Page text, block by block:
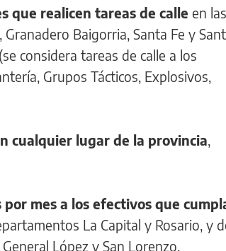
que realicen tareas de calle en las
Baigorria, Santa Fe y
considera tareas de calle a los
Grupos Tácticos, Explosivos,
cualquier lugar de la provincia,
por mes a los efectivos que
La Capital y Rosario, y
López y San Lorenzo.